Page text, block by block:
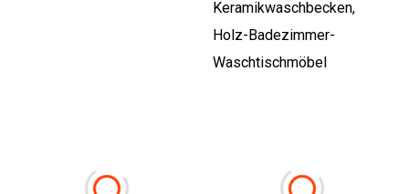
Keramikwaschbecken,
Holz-Badezimmer-
Waschtischmöbel